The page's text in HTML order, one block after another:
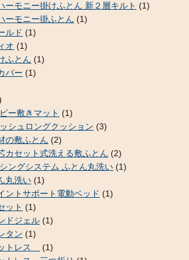
ーモニー掛けふとん 新２層キルト (1)
ーモニー掛ふとん (1)
ルド (1)
オ (1)
ふとん (1)
バー (1)
ー敷きマット (1)
シュロングクッション (3)
の敷ふとん (2)
カセット式洗える敷ふとん (2)
ングシステム ふとん丸洗い (1)
丸洗い (1)
ントサポート電動ベッド (1)
ット (1)
ドジェル (1)
タン (1)
トレス
(1)